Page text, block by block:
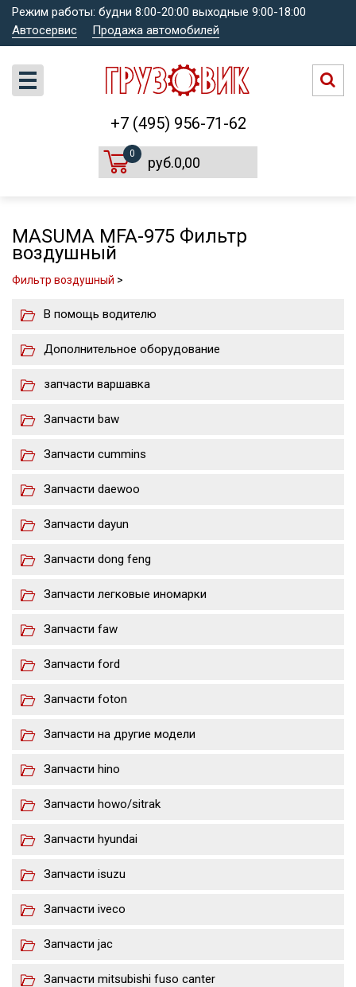
Режим работы: будни 8:00-20:00 выходные 9:00-18:00
Автосервис
Продажа автомобилей
+7 (495) 956-71-62
0
руб.0,00
MASUMA MFA-975 Фильтр
воздушный
Фильтр воздушный >
В помощь водителю
Дополнительное оборудование
запчасти варшавка
Запчасти baw
Запчасти cummins
Запчасти daewoo
Запчасти dayun
Запчасти dong feng
Запчасти легковые иномарки
Запчасти faw
Запчасти ford
Запчасти foton
Запчасти на другие модели
Запчасти hino
Запчасти howo/sitrak
Запчасти hyundai
Запчасти isuzu
Запчасти iveco
Запчасти jac
Запчасти mitsubishi fuso canter